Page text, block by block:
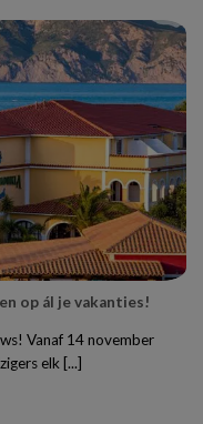
op ál je vakanties!
Vanaf 14 november
elk [...]